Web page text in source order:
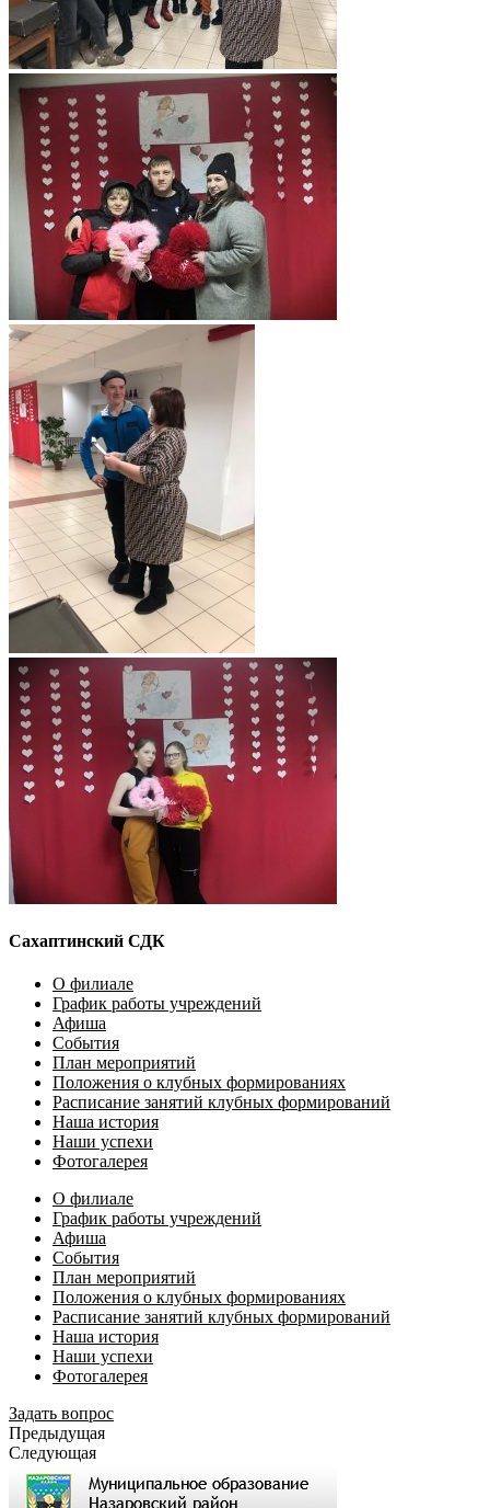
Сахаптинский СДК
О филиале
График работы учреждений
Афиша
События
План мероприятий
Положения о клубных формированиях
Расписание занятий клубных формирований
Наша история
Наши успехи
Фотогалерея
О филиале
График работы учреждений
Афиша
События
План мероприятий
Положения о клубных формированиях
Расписание занятий клубных формирований
Наша история
Наши успехи
Фотогалерея
Задать вопрос
Предыдущая
Следующая